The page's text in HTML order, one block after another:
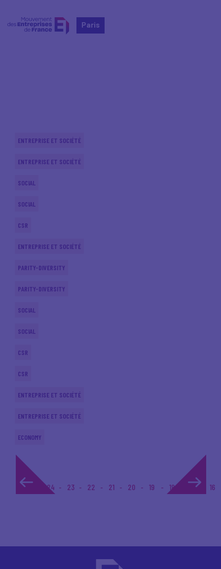
Paris
ENTREPRISE ET SOCIÉTÉ
ENTREPRISE ET SOCIÉTÉ
SOCIAL
SOCIAL
CSR
ENTREPRISE ET SOCIÉTÉ
PARITY-DIVERSITY
PARITY-DIVERSITY
SOCIAL
SOCIAL
CSR
CSR
ENTREPRISE ET SOCIÉTÉ
ENTREPRISE ET SOCIÉTÉ
ECONOMY
1... 24 23 22 21 20 19 18 16